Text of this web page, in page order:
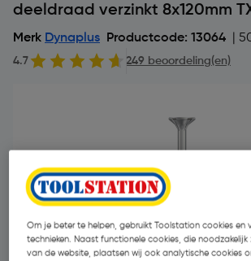
deeldraad verzinkt 8x120mm
Merk Dynaplus Productcode: 13064 |
4.7 249 beoordeling(en)
Om je beter te helpen, gebruikt Toolstation cookies en
technieken. Naast functionele cookies, die noodzakelijk
van de website, plaatsen wij ook analytische cookies